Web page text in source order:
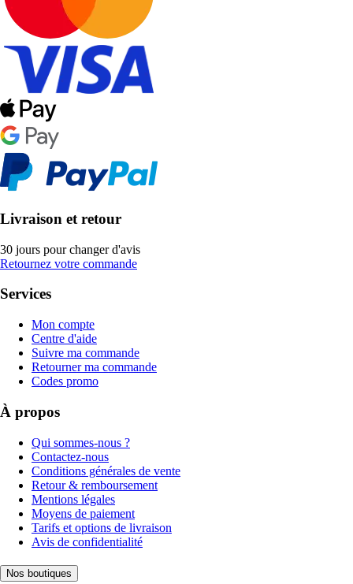
Livraison et retour
30 jours pour changer d'avis
Retournez votre commande
Services
Mon compte
Centre d'aide
Suivre ma commande
Retourner ma commande
Codes promo
À propos
Qui sommes-nous ?
Contactez-nous
Conditions générales de vente
Retour & remboursement
Mentions légales
Moyens de paiement
Tarifs et options de livraison
Avis de confidentialité
Nos boutiques